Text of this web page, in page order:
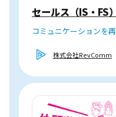
セールス（IS・FS）
コミュニケーションを
株式会社RevComm